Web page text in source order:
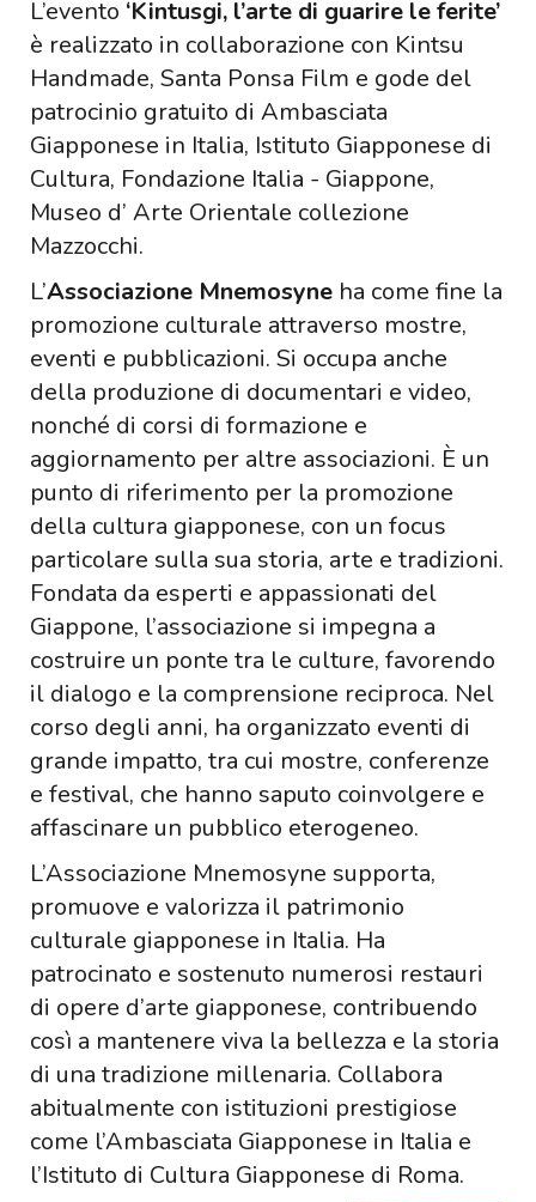
L’evento ‘Kintusgi, l’arte di guarire le ferite’
è realizzato in collaborazione con Kintsu
Handmade, Santa Ponsa Film e gode del
patrocinio gratuito di Ambasciata
Giapponese in Italia, Istituto Giapponese di
Cultura, Fondazione Italia - Giappone,
Museo d’ Arte Orientale collezione
Mazzocchi.
L’Associazione Mnemosyne ha come fine la
promozione culturale attraverso mostre,
eventi e pubblicazioni. Si occupa anche
della produzione di documentari e video,
nonché di corsi di formazione e
aggiornamento per altre associazioni. È un
punto di riferimento per la promozione
della cultura giapponese, con un focus
particolare sulla sua storia, arte e tradizioni.
Fondata da esperti e appassionati del
Giappone, l’associazione si impegna a
costruire un ponte tra le culture, favorendo
il dialogo e la comprensione reciproca. Nel
corso degli anni, ha organizzato eventi di
grande impatto, tra cui mostre, conferenze
e festival, che hanno saputo coinvolgere e
affascinare un pubblico eterogeneo.
L’Associazione Mnemosyne supporta,
promuove e valorizza il patrimonio
culturale giapponese in Italia. Ha
patrocinato e sostenuto numerosi restauri
di opere d’arte giapponese, contribuendo
così a mantenere viva la bellezza e la storia
di una tradizione millenaria. Collabora
abitualmente con istituzioni prestigiose
come l’Ambasciata Giapponese in Italia e
l’Istituto di Cultura Giapponese di Roma.​